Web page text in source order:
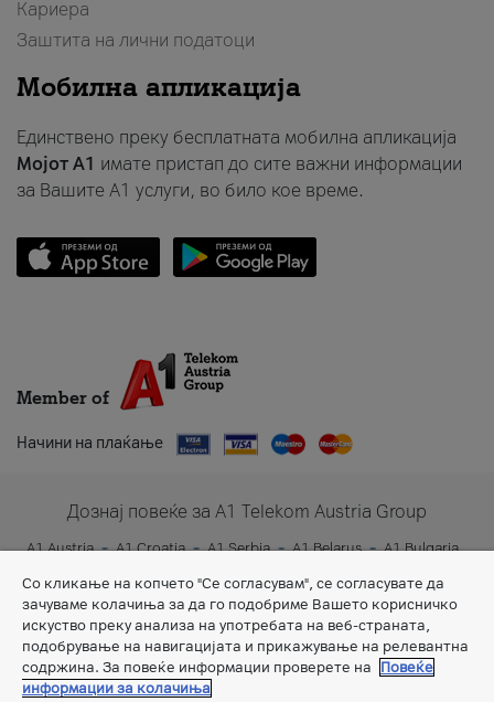
Кариера
Заштита на лични податоци
Мобилна апликација
Единствено преку бесплатната мобилна апликација
Мојот A1 имате пристап до сите важни информации
за Вашите A1 услуги, во било кое време.
Member of
Начини на плаќање
Дознај повеќе за A1 Telekom Austria Group
A1 Austria A1 Croatia A1 Serbia A1 Belarus
A1 Bulgaria
A1 Slovenia
A1 Digital
Со кликање на копчето "Се согласувам", се согласувате да
зачуваме колачиња за да го подобриме Вашето корисничко
искуство преку анализа на употребата на веб-страната,
подобрување на навигацијата и прикажување на релевантна
содржина. За повеќе информации проверете на
Повеќе
информации за колачиња